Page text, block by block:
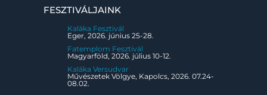
FESZTIVÁLJAINK
Kaláka Fesztivál
Eger, 2026. június 25-28.
Fatemplom Fesztivál
Magyarföld, 2026. július 10-12.
Kaláka Versudvar
Művészetek Völgye, Kapolcs, 2026. 07.24-
08.02.